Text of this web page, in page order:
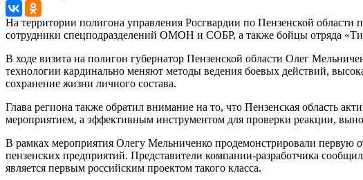
На территории полигона управления Росгвардии по Пензенской
сотрудники спецподразделений ОМОН и СОБР, а также бойцы отряда
В ходе визита на полигон губернатор Пензенской области Олег
технологии кардинально меняют методы ведения боевых действий,
сохранение жизни личного состава.
Глава региона также обратил внимание на то, что Пензенская область
мероприятием, а эффективным инструментом для проверки реакции,
В рамках мероприятия Олегу Мельниченко продемонстрировали первую
пензенских предприятий. Представители компании-разработчика
является первым российским проектом такого класса.